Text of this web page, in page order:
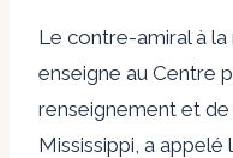
Le contre-amiral à
enseigne au Centre
renseignement et
Mississippi, a